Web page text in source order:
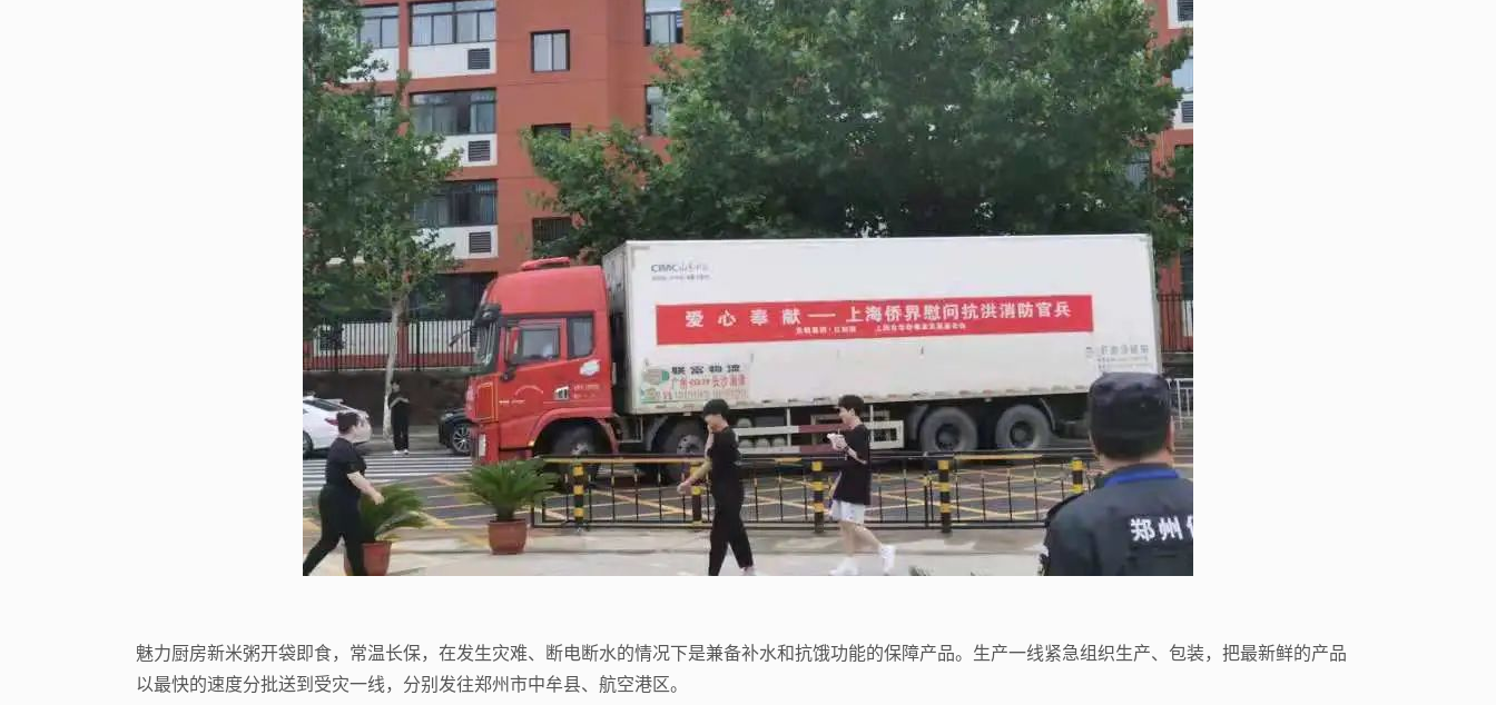
魅力厨房新米粥开袋即食，常温长保，在发生灾难、断电断水的情况下是兼备补水和抗饿功能的保障产品。生产一线紧急组织生产、包装，把最新鲜的产品
以最快的速度分批送到受灾一线，分别发往郑州市中牟县、航空港区。